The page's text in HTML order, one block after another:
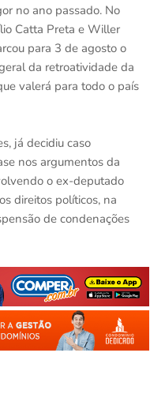
no ano passado. No
Catta Preta e Willer
para 3 de agosto o
da retroatividade da
valerá para todo o país
já decidiu caso
nos argumentos da
o ex-deputado
direitos políticos, na
de condenações